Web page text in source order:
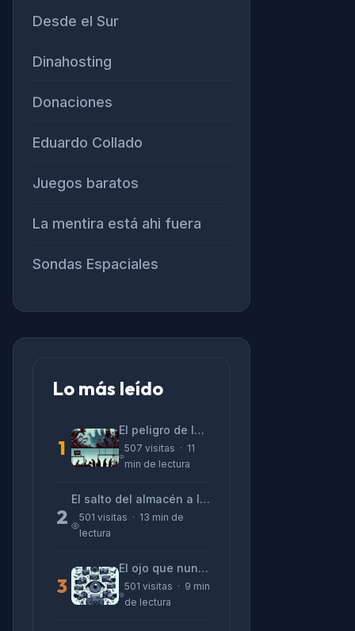
Desde el Sur
Dinahosting
Donaciones
Eduardo Collado
Juegos baratos
La mentira está ahi fuera
Sondas Espaciales
Lo más leído
1
El peligro de las «alucinaciones» y el CV prefabricado
507 visitas · 11
min de lectura
2
El salto del almacén a la terminal: La realidad de reinventarse en tecnología
501 visitas · 13 min de
lectura
3
El ojo que nunca parpadea: lo que nos cuentan las cámaras de Lizeth Marzano
501 visitas · 9 min
de lectura